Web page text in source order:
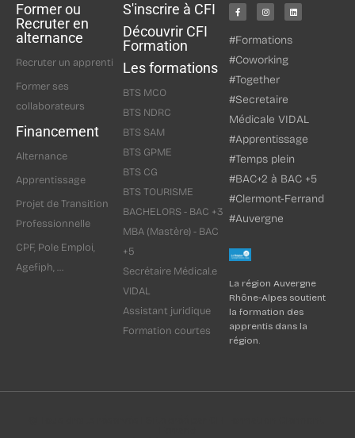
Former ou
Recruter en
alternance
Recruter un apprenti
Former ses
collaborateurs
Financement
Alternance
Apprentissage
Projet de Transition
Professionnelle
CPF, Pole Emploi,
Agefiph, ...
S'inscrire à CFI
Découvrir CFI
Formation
Les formations
BTS MCO
BTS NDRC
BTS SAM
BTS GPME
BTS CG
BTS TOURISME
BACHELORS - BAC +3
MBA (Mastère) - BAC
+5
Secrétaire Médical.e
VIDAL
Assistant juridique
Formation courtes
#Formations
#Coworking
#Together
#Secretaire
Médicale VIDAL
#Apprentissage
#Temps plein
#BAC+2 à BAC +5
#Clermont-Ferrand
#Auvergne
La région Auvergne
Rhône-Alpes soutient
la formation des
apprentis dans la
région.